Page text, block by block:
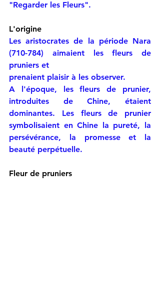
"Regarder les Fleurs".
L'origine
Les aristocrates de la période Nara
(710-784) aimaient les fleurs de
pruniers et
prenaient plaisir à les observer.
A l'époque, les fleurs de prunier,
introduites de Chine, étaient
dominantes. Les fleurs de prunier
symbolisaient en Chine la pureté, la
persévérance, la promesse et la
beauté perpétuelle.
Fleur de pruniers